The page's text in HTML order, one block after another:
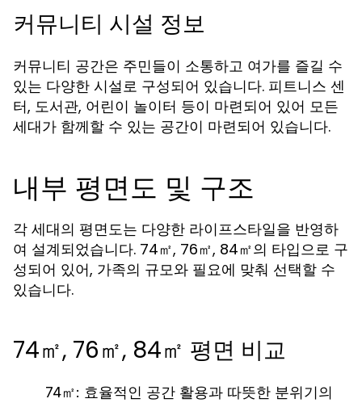
커뮤니티 시설 정보
커뮤니티 공간은 주민들이 소통하고 여가를 즐길 수
있는 다양한 시설로 구성되어 있습니다. 피트니스 센
터, 도서관, 어린이 놀이터 등이 마련되어 있어 모든
세대가 함께할 수 있는 공간이 마련되어 있습니다.
내부 평면도 및 구조
각 세대의 평면도는 다양한 라이프스타일을 반영하
여 설계되었습니다. 74㎡, 76㎡, 84㎡의 타입으로 구
성되어 있어, 가족의 규모와 필요에 맞춰 선택할 수
있습니다.
74㎡, 76㎡, 84㎡ 평면 비교
74㎡: 효율적인 공간 활용과 따뜻한 분위기의